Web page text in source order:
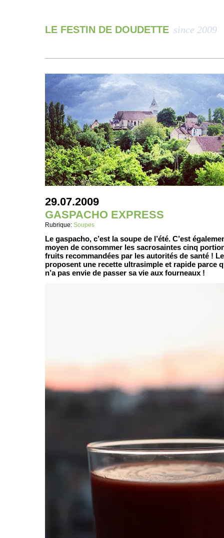
LE FESTIN DE DOUDETTE since 2009
29.07.2009
GASPACHO EXPRESS
Rubrique: Soupes
Le gaspacho, c’est la soupe de l’été. C’est
moyen de consommer les sacrosaintes cinq
fruits recommandées par les autorités de santé !
proposent une recette ultrasimple et rapide parce
n’a pas envie de passer sa vie aux fourneaux !